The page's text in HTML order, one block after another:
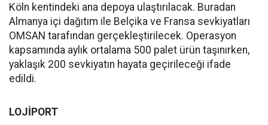
Köln kentindeki ana depoya ulaştırılacak. Buradan
Almanya içi dağıtım ile Belçika ve Fransa sevkiyatları
OMSAN tarafından gerçekleştirilecek. Operasyon
kapsamında aylık ortalama 500 palet ürün taşınırken,
yaklaşık 200 sevkiyatın hayata geçirileceği ifade
edildi.
LOJİPORT